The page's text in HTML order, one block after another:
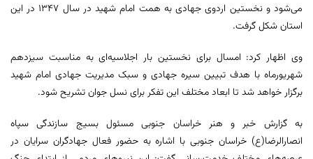
می‌شود و نخستین اردوی جهادی به همت امام شهید در سال ۱۳۴۷ در این
استان شکل گرفت.
وی اظهار کرد: امسال برای نخستین بار اجلاسیه‌ای به مناسبت سیزدهم
شهریورماه با هدف تبیین سیره جهادی و سبک مدیریت جهادی امام شهید
برگزار خواهد شد تا ابعاد مختلف این تفکر برای نسل جوان تشریح شود.
به گزارش خبر و هنر خراسان جنوبی مسئول بسیج سازندگی سپاه
انصارالرضا(ع) خراسان جنوبی با اشاره به حضور فعال جهادگران سرایان در